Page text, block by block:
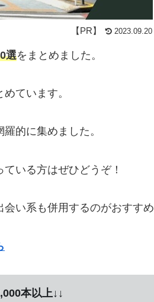
2023.09.20
選をまとめました。
ています。
的に集めました。
いる方はぜひどうぞ！
会い系も併用するのがおすすめ
本以上↓↓